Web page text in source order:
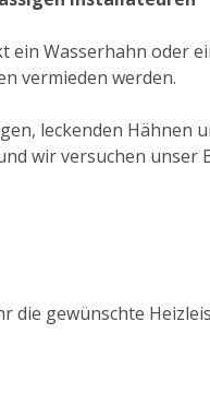
Wasserhahn oder
vermieden werden.
leckenden Hähnen
wir versuchen unser
die gewünschte